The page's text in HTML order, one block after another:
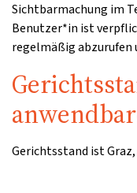
Sichtbarmachung im
Benutzer*in ist
regelmäßig abzurufen
Gerichtsstand ist